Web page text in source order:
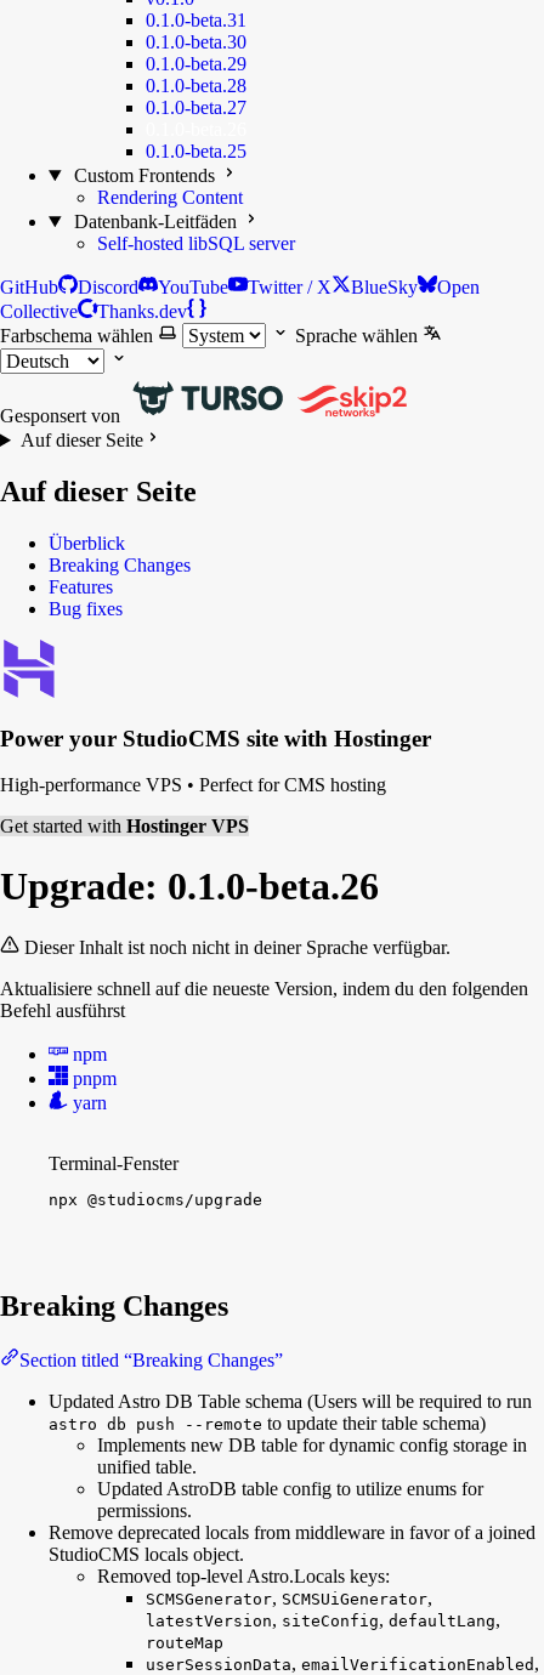
0.1.0-beta.31
0.1.0-beta.30
0.1.0-beta.29
0.1.0-beta.28
0.1.0-beta.27
0.1.0-beta.25
Custom Frontends
Rendering Content
Datenbank-Leitfäden
Self-hosted libSQL server
GitHub Discord YouTube Twitter / X BlueSky
Open
Collective
Thanks.dev
Farbschema wählen
Sprache wählen
Gesponsert von
Auf dieser Seite
Auf dieser Seite
Überblick
Breaking Changes
Features
Bug fixes
Power your StudioCMS site with Hostinger
High-performance VPS • Perfect for CMS hosting
Get started with Hostinger VPS
Upgrade: 0.1.0-beta.26
Dieser Inhalt ist noch nicht in deiner Sprache verfügbar.
Aktualisiere schnell auf die neueste Version, indem du den folgenden
Befehl ausführst
npm
pnpm
yarn
Terminal-Fenster
npx @studiocms/upgrade
Breaking Changes
Section titled “Breaking Changes”
Updated Astro DB Table schema (Users will be required to run
astro db push --remote to update their table schema)
Implements new DB table for dynamic config storage in
unified table.
Updated AstroDB table config to utilize enums for
permissions.
Remove deprecated locals from middleware in favor of a joined
StudioCMS locals object.
Removed top-level Astro.Locals keys:
SCMSGenerator, SCMSUiGenerator,
latestVersion, siteConfig, defaultLang,
routeMap
userSessionData, emailVerificationEnabled ,